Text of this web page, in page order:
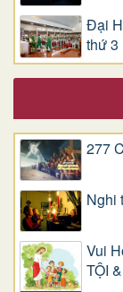
Đại
thứ 3
277
Nghi
Vui
TỘI